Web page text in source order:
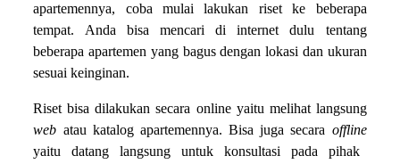
apartemennya, coba mulai lakukan riset ke beberapa
tempat. Anda bisa mencari di internet dulu tentang
beberapa apartemen yang bagus dengan lokasi dan ukuran
sesuai keinginan.
Riset bisa dilakukan secara online yaitu melihat langsung
web atau katalog apartemennya. Bisa juga secara offline
yaitu datang langsung untuk konsultasi pada pihak